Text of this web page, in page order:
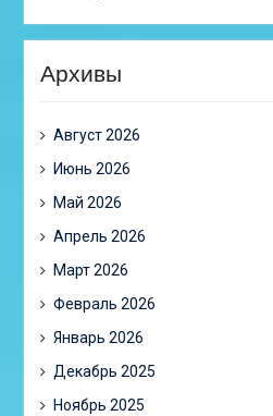
Архивы
Август 2026
Июнь 2026
Май 2026
Апрель 2026
Март 2026
Февраль 2026
Январь 2026
Декабрь 2025
Ноябрь 2025